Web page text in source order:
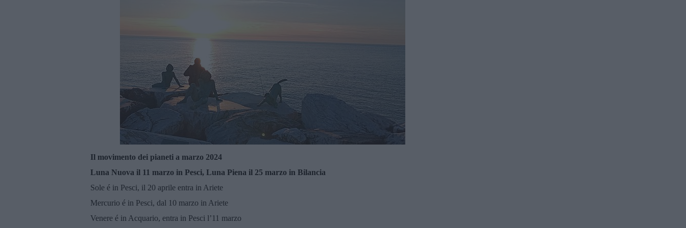
Il movimento dei pianeti a marzo 2024
Luna Nuova il 11 marzo in Pesci, Luna Piena il 25 marzo in Bilancia
Sole é in Pesci, il 20 aprile entra in Ariete
Mercurio é in Pesci, dal 10 marzo in Ariete
Venere é in Acquario, entra in Pesci l’11 marzo